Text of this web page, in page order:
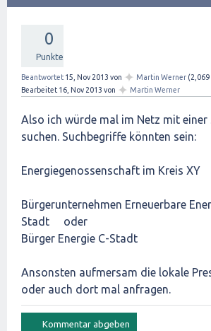
0
Punkte
Beantwortet 15, Nov 2013 von ✦ Martin Werner (2,069
Bearbeitet 16, Nov 2013 von ✦ Martin Werner
Also ich würde mal im Netz mit einer
suchen. Suchbegriffe könnten sein:
Energiegenossenschaft im
Bürgerunternehmen Erneuerbare
Stadt oder
Bürger Energie C-Stadt
Ansonsten aufmersam die lokale
oder auch dort mal anfragen.